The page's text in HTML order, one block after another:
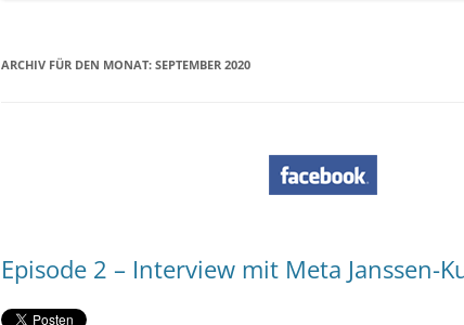
ARCHIV FÜR DEN MONAT: SEPTEMBER 2020
Episode 2 – Interview mit Meta Janssen-